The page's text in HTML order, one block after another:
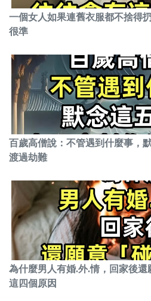
一個女人如果連舊衣服都不捨得
很準
百歲高僧說：不管遇到什麼事，
渡過劫難
為什麼男人有婚.外.情，回家後
這四個原因